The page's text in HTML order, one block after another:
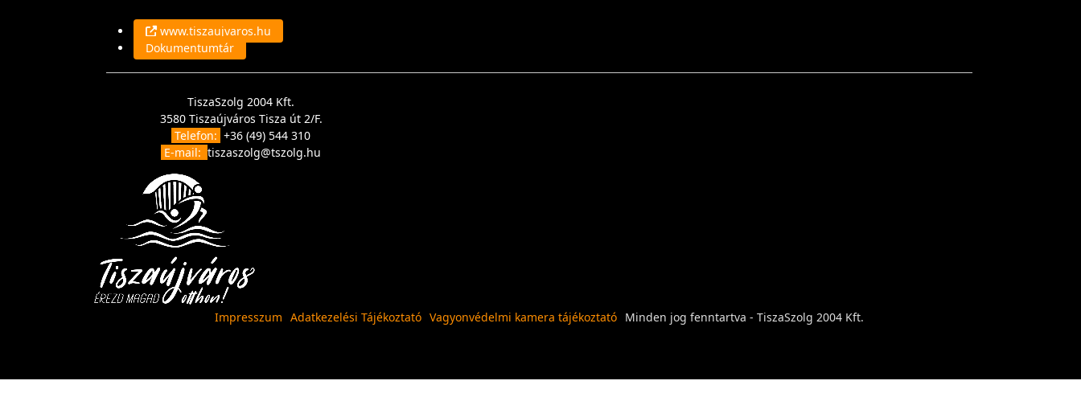
www.tiszaujvaros.hu
Dokumentumtár
TiszaSzolg 2004 Kft.
3580 Tiszaújváros Tisza út 2/F.
Telefon: +36 (49) 544 310
E-mail:tiszaszolg@tszolg.hu
Impresszum Adatkezelési Tájékoztató Vagyonvédelmi kamera tájékoztató Minden jog fenntartva - TiszaSzolg 2004 Kft.